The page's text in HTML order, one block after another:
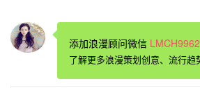
添加浪漫顾问微信 LMCH9962
了解更多浪漫策划创意、流行趋